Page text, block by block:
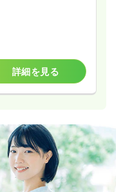
詳細を見る